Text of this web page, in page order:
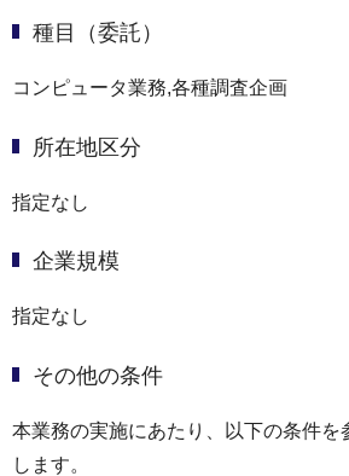
種目（委託）
コンピュータ業務,各種調査企画
所在地区分
指定なし
企業規模
指定なし
その他の条件
本業務の実施にあたり、以下の条件を
します。